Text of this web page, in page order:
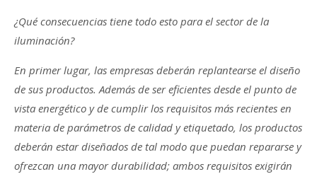
¿Qué consecuencias tiene todo esto para el sector de la
iluminación?
En primer lugar, las empresas deberán replantearse el diseño
de sus productos. Además de ser eficientes desde el punto de
vista energético y de cumplir los requisitos más recientes en
materia de parámetros de calidad y etiquetado, los productos
deberán estar diseñados de tal modo que puedan repararse y
ofrezcan una mayor durabilidad; ambos requisitos exigirán